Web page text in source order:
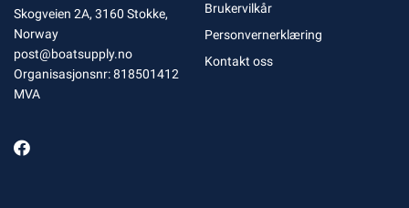
Skogveien 2A, 3160 Stokke,
Norway
post@boatsupply.no
Organisasjonsnr: 818501412
MVA
Brukervilkår
Personvernerklæring
Kontakt oss